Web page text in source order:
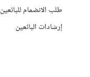
طلب الانضمام للبائعين
إرشادات البائعين